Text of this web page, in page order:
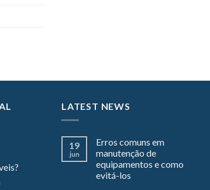
LATEST NEWS
19
jun
Erros comuns em
manutenção de
equipamentos e como
evitá-los